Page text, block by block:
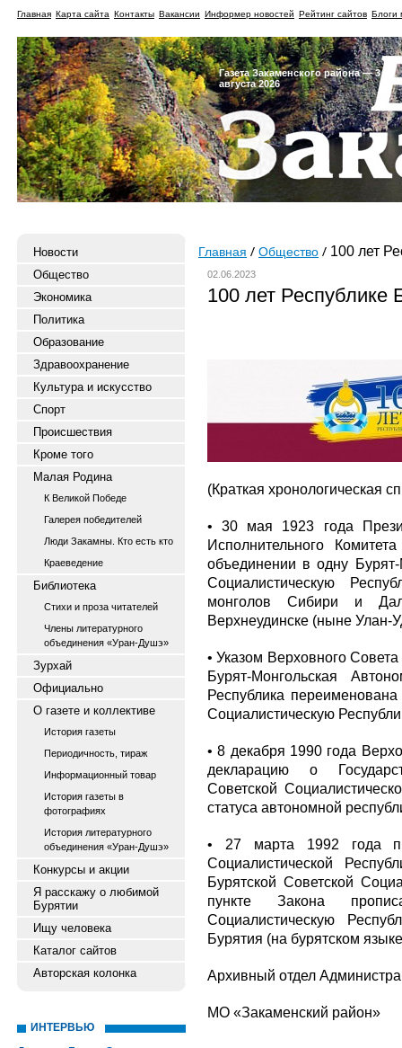
Главная Карта сайта Контакты Вакансии Информер новостей Рейтинг сайтов Блоги
Газета Закаменского района — 3
августа 2026
Новости
Общество
Экономика
Политика
Образование
Здравоохранение
Культура и искусство
Спорт
Происшествия
Кроме того
Малая Родина
К Великой Победе
Галерея победителей
Люди Закамны. Кто есть кто
Краеведение
Библиотека
Стихи и проза читателей
Члены литературного
объединения «Уран-Душэ»
Зурхай
Официально
О газете и коллективе
История газеты
Периодичность, тираж
Информационный товар
История газеты в
фотографиях
История литературного
объединения «Уран-Душэ»
Конкурсы и акции
Я расскажу о любимой
Бурятии
Ищу человека
Каталог сайтов
Авторская колонка
ИНТЕРВЬЮ
Главная Общество 100 лет
02.06.2023
100 лет Республике
(Краткая хронологическая
• 30 мая 1923 года
Исполнительного
объединении в одну
Социалистическую
монголов Сибири и
Верхнеудинске (ныне Улан-
• Указом Верховного
Бурят-Монгольская
Республика
Социалистическую
• 8 декабря 1990 года
декларацию о
Советской
статуса автономной
• 27 марта 1992 года
Социалистической
Бурятской Советской
пункте Закона
Социалистическую
Бурятия (на бурятском
Архивный отдел
МО «Закаменский район»